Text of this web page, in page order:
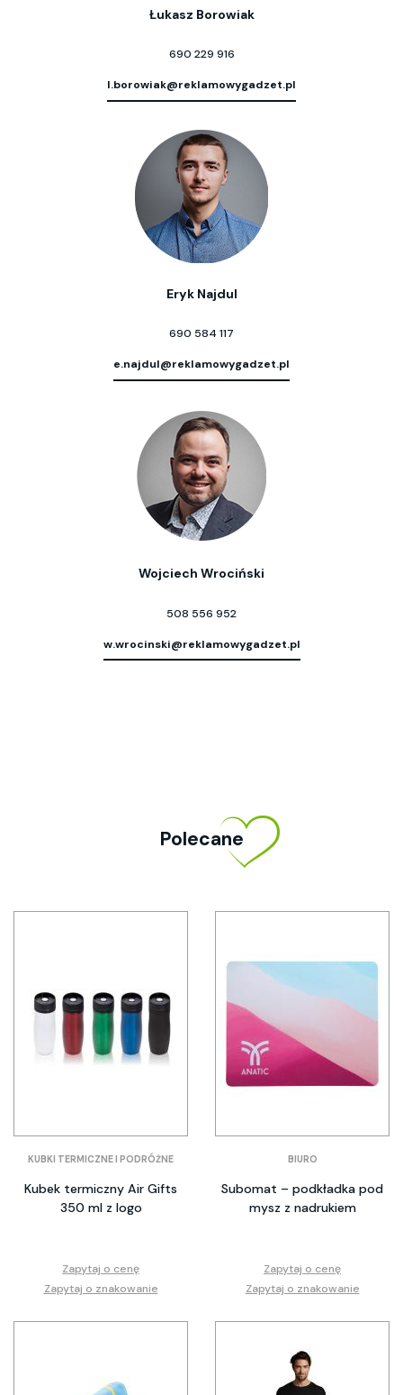
Łukasz Borowiak
690 229 916
l.borowiak@reklamowygadzet.pl
Eryk Najdul
690 584 117
e.najdul@reklamowygadzet.pl
Wojciech Wrociński
508 556 952
w.wrocinski@reklamowygadzet.pl
Polecane
KUBKI TERMICZNE I PODRÓŻNE
Kubek termiczny Air Gifts
350 ml z logo
Zapytaj o cenę
Zapytaj o znakowanie
BIURO
Subomat – podkładka pod
mysz z nadrukiem
Zapytaj o cenę
Zapytaj o znakowanie